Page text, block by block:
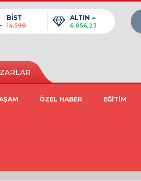
BİST
14.598
ALTIN
6.856,23
ÖZEL HABER EĞİTİM